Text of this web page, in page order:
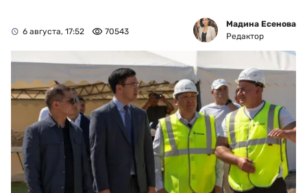
6 августа, 17:52 70543
Мадина Есенова
Редактор